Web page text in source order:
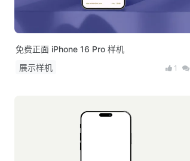
免费正面 iPhone 16 Pro 样机
展示样机
1